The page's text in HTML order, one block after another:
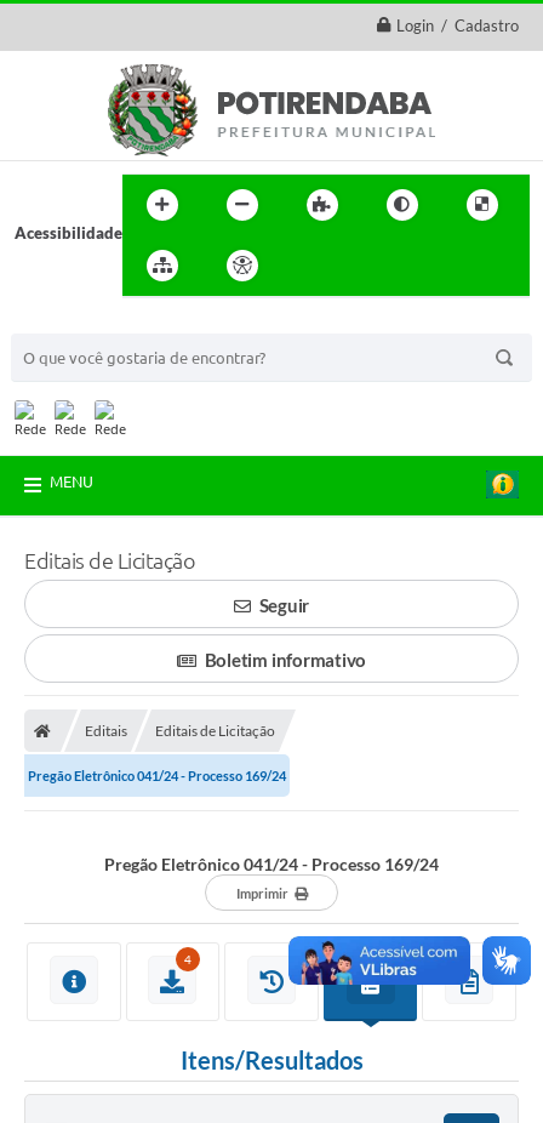
Login / Cadastro
Acessibilidade
MENU
Editais de Licitação
Seguir
Boletim informativo
Editais Editais de Licitação
Pregão Eletrônico 041/24 - Processo 169/24
Pregão Eletrônico 041/24 - Processo 169/24
Imprimir
4
Itens/Resultados